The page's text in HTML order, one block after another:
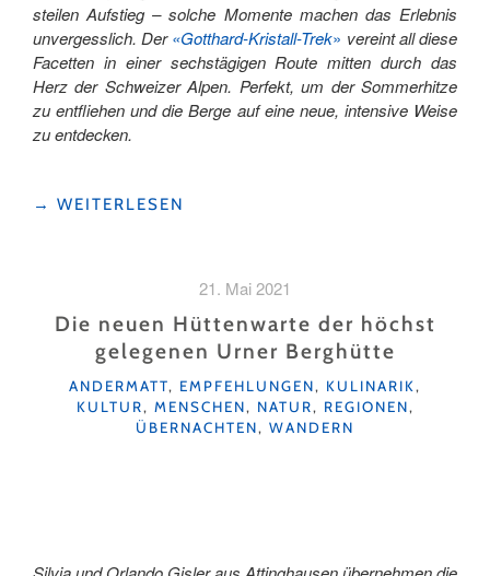
steilen Aufstieg – solche Momente machen das Erlebnis
unvergesslich. Der«Gotthard-Kristall-Trek» vereint all diese
Facetten in einer sechstägigen Route mitten durch das
Herz der Schweizer Alpen. Perfekt, um der Sommerhitze
zu entfliehen und die Berge auf eine neue, intensive Weise
zu entdecken.
"HOCH
BERGSEENPARADIES "
→ WEITERLESEN
21. Mai 2021
Die neuen Hüttenwarte der höchst
gelegenen Urner Berghütte
KATEGORIEN
ANDERMATT, EMPFEHLUNGEN, KULINARIK,
KULTUR, MENSCHEN, NATUR, REGIONEN,
ÜBERNACHTEN, WANDERN